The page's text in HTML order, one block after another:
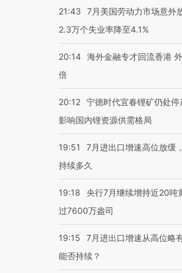
21:43
7月美国劳动力市场意外
2.3万个失业率降至4.1%
20:14 海外金融专才回流香港
倍
20:12 宁德时代宜春锂矿仍处停
影响国内锂资源供需格局
19:51
7月进出口增速高位放缓
持续多久
19:18
央行7月继续增持近20吨
过7600万盎司
19:15
7月进出口增速从高位略
能否持续？